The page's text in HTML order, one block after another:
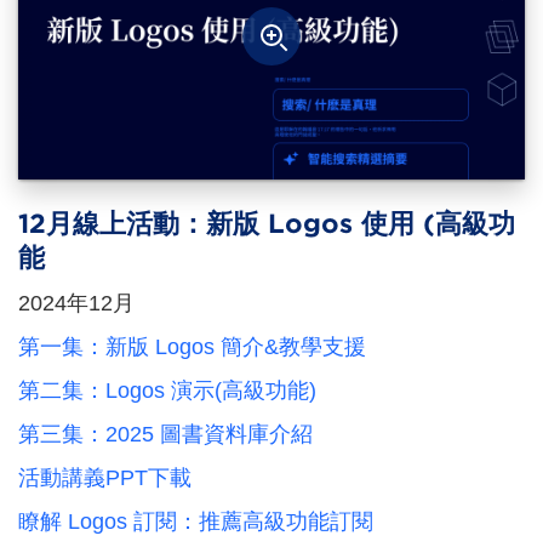
12月線上活動：新版 Logos 使用 (高級功
能
2024年12月
第一集：新版 Logos 簡介&教學支援
第二集：Logos 演示(高級功能)
第三集：2025 圖書資料庫介紹
活動講義PPT下載
瞭解 Logos 訂閱：推薦高級功能訂閱